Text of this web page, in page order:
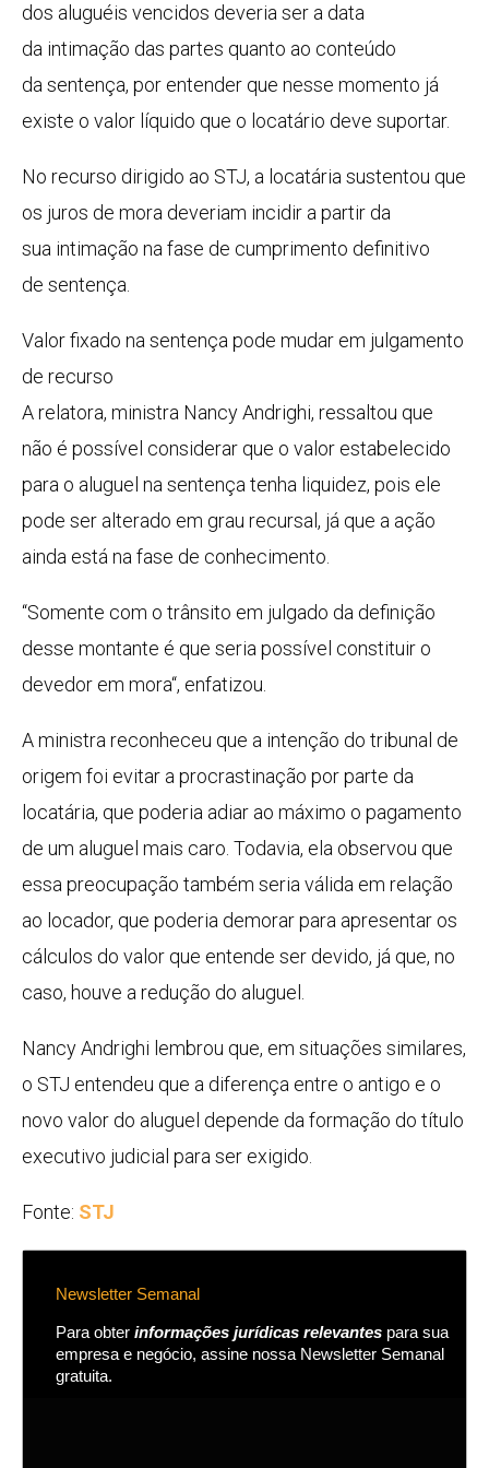
dos aluguéis vencidos deveria ser a data
da intimação das partes quanto ao conteúdo
da sentença, por entender que nesse momento já
existe o valor líquido que o locatário deve suportar.
No recurso dirigido ao STJ, a locatária sustentou que
os juros de mora deveriam incidir a partir da
sua intimação na fase de cumprimento definitivo
de sentença
Valor fixado na sentença pode mudar em julgamento
de recurso
A relatora, ministra Nancy Andrighi, ressaltou que
não é possível considerar que o valor estabelecido
para o aluguel na sentença tenha liquidez, pois ele
pode ser alterado em grau recursal, já que a ação
ainda está na fase de conhecimento.
“Somente com o trânsito em julgado da definição
desse montante é que seria possível constituir o
devedor em mora“, enfatizou.
A ministra reconheceu que a intenção do tribunal de
origem foi evitar a procrastinação por parte da
locatária, que poderia adiar ao máximo o pagamento
de um aluguel mais caro. Todavia, ela observou que
essa preocupação também seria válida em relação
ao locador, que poderia demorar para apresentar os
cálculos do valor que entende ser devido, já que, no
caso, houve a redução do aluguel.
Nancy Andrighi lembrou que, em situações similares,
o STJ entendeu que a diferença entre o antigo e o
novo valor do aluguel depende da formação do título
executivo judicial para ser exigido.
Fonte: STJ
Newsletter Semanal
Para obter informações jurídicas relevantes para sua
empresa e negócio, assine nossa Newsletter Semanal
gratuita.